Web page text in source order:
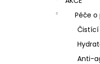
Péče
Anti-